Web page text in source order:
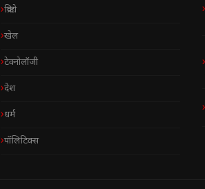
क्रिप्टो
खेल
टेक्नोलॉजी
देश
धर्म
पॉलिटिक्स